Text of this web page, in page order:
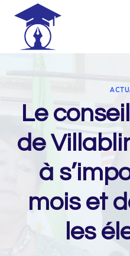
content
Le
de
à
mois et
les